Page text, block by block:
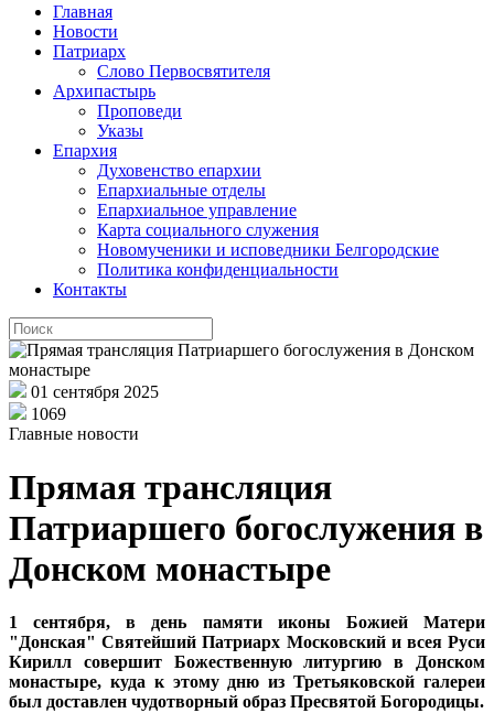
Главная
Новости
Патриарх
Слово Первосвятителя
Архипастырь
Проповеди
Указы
Епархия
Духовенство епархии
Епархиальные отделы
Епархиальное управление
Карта социального служения
Новомученики и исповедники Белгородские
Политика конфиденциальности
Контакты
01 сентября 2025
1069
Главные новости
Прямая трансляция
Патриаршего богослужения в
Донском монастыре
1 сентября, в день памяти иконы Божией Матери
"Донская" Святейший Патриарх Московский и всея Руси
Кирилл совершит Божественную литургию в Донском
монастыре, куда к этому дню из Третьяковской галереи
был доставлен чудотворный образ Пресвятой Богородицы.